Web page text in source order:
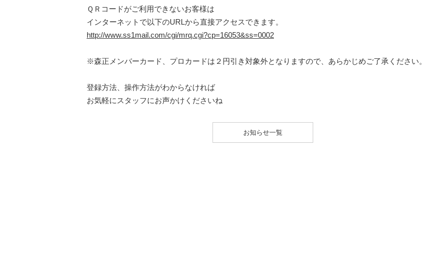
ＱＲコードがご利用できないお客様は
インターネットで以下のURLから直接アクセスできます。
http://www.ss1mail.com/cgi/mrq.cgi?cp=16053&ss=0002
※森正メンバーカード、プロカードは２円引き対象外となりますので、あらかじめご了承ください。
登録方法、操作方法がわからなければ
お気軽にスタッフにお声かけくださいね
お知らせ一覧